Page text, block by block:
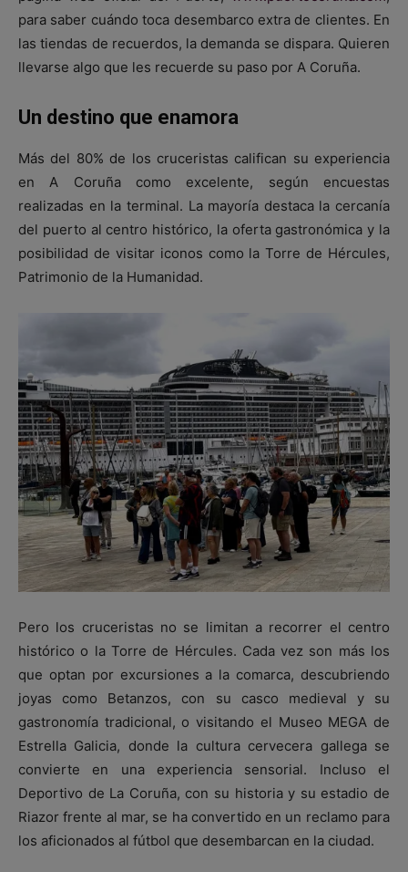
para saber cuándo toca desembarco extra de clientes. En
las tiendas de recuerdos, la demanda se dispara. Quieren
llevarse algo que les recuerde su paso por A Coruña.
Un destino que enamora
Más del 80% de los cruceristas califican su experiencia
en A Coruña como excelente, según encuestas
realizadas en la terminal. La mayoría destaca la cercanía
del puerto al centro histórico, la oferta gastronómica y la
posibilidad de visitar iconos como la Torre de Hércules,
Patrimonio de la Humanidad.
Pero los cruceristas no se limitan a recorrer el centro
histórico o la Torre de Hércules. Cada vez son más los
que optan por excursiones a la comarca, descubriendo
joyas como Betanzos, con su casco medieval y su
gastronomía tradicional, o visitando el Museo MEGA de
Estrella Galicia, donde la cultura cervecera gallega se
convierte en una experiencia sensorial. Incluso el
Deportivo de La Coruña, con su historia y su estadio de
Riazor frente al mar, se ha convertido en un reclamo para
los aficionados al fútbol que desembarcan en la ciudad.